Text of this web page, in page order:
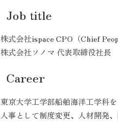
Job title
株式会社ispace CPO（Chief
株式会社ソノマ 代表取締役社長
Career
東京大学工学部船舶海洋工学科
人事として制度変更、人材開発